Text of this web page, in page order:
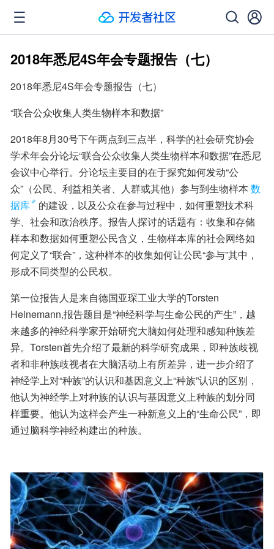
2018年悉尼4S年会专题报告（七）
2018年悉尼4S年会专题报告（七）
“联合公众收集人类生物样本和数据”
2018年8月30号下午两点到三点半，科学的社会研究协会
学术年会分论坛“联合公众收集人类生物样本和数据”在悉尼
会议中心举行。分论坛主要目的在于探究如何发动“公
众”（公民、利益相关者、人群或其他）参与到生物样本 数
据库
的建设，以及公众在参与过程中，如何重塑技术科
学、社会和政治秩序。报告人探讨的话题有：收集和存储
样本和数据如何重塑公民含义，生物样本库的社会网络如
何定义了“联合”，这种样本的收集如何让公民“参与”其中，
形成不同类型的公民权。
第一位报告人是来自德国亚琛工业大学的Torsten
Heinemann,报告题目是“神经科学与生命公民的产生”，越
来越多的神经科学家开始研究大脑如何处理和感知种族差
异。Torsten首先介绍了最新的科学研究成果，即种族歧视
者和非种族歧视者在大脑活动上有所差异，进一步介绍了
神经学上对“种族”的认识和基因意义上“种族”认识的区别，
他认为神经学上对种族的认识与基因意义上种族的划分同
样重要。他认为这样会产生一种新意义上的“生命公民”，即
通过脑科学神经构建出的种族。